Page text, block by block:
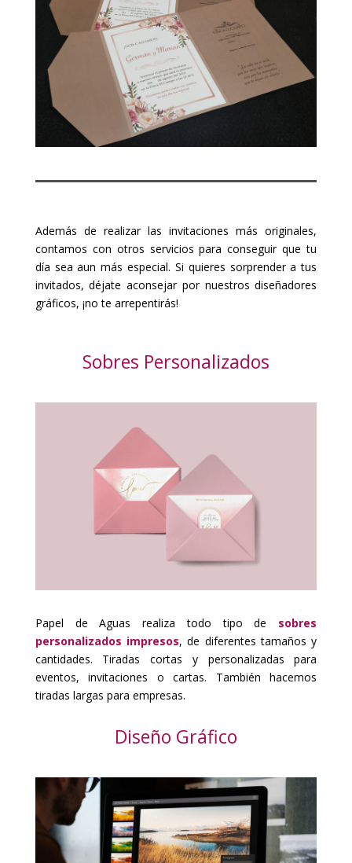
Además de realizar las invitaciones más originales,
contamos con otros servicios para conseguir que tu
día sea aun más especial. Si quieres sorprender a tus
invitados, déjate aconsejar por nuestros diseñadores
gráficos, ¡no te arrepentirás!
Sobres Personalizados
Papel de Aguas realiza todo tipo de sobres
personalizados impresos, de diferentes tamaños y
cantidades. Tiradas cortas y personalizadas para
eventos, invitaciones o cartas. También hacemos
tiradas largas para empresas.
Diseño Gráfico